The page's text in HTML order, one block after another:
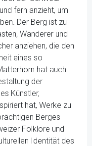
fern anzieht, um
Der Berg ist zu
Wanderer und
anziehen, die den
eines so
hat auch
der
Künstler,
hat, Werke zu
Berges
Folklore und
Identität des